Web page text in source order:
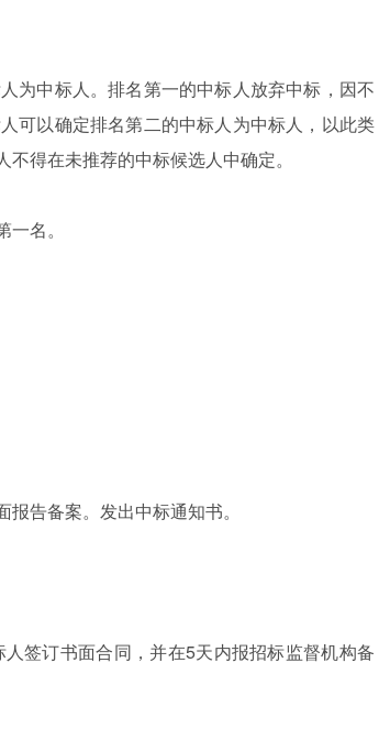
中标人。排名第一的中标人放弃中标，因不
可以确定排名第二的中标人为中标人，以此类
得在未推荐的中标候选人中确定。
名。
告备案。发出中标通知书。
签订书面合同，并在5天内报招标监督机构备